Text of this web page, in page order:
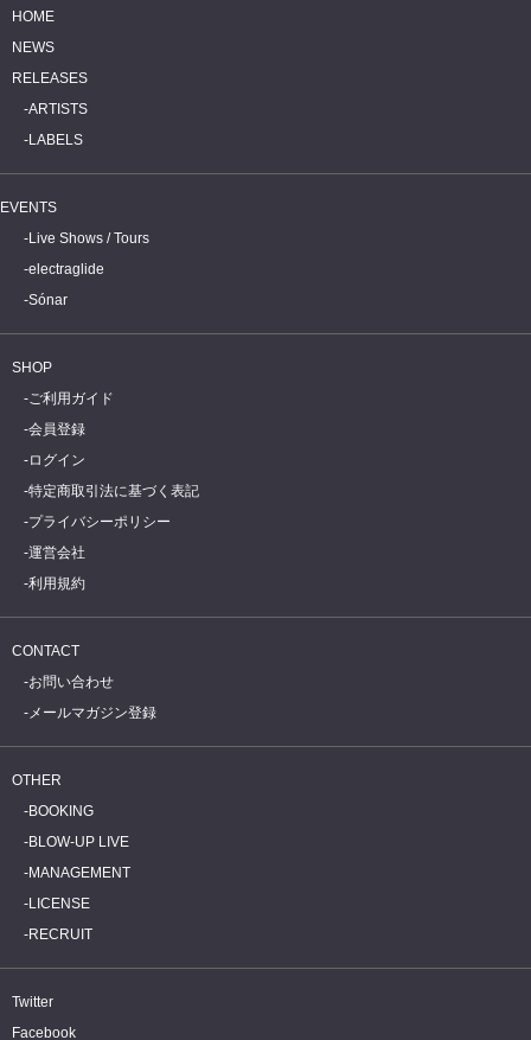
HOME
NEWS
RELEASES
ARTISTS
LABELS
EVENTS
Live Shows / Tours
electraglide
Sónar
SHOP
ご利用ガイド
会員登録
ログイン
特定商取引法に基づく表記
プライバシーポリシー
運営会社
利用規約
CONTACT
お問い合わせ
メールマガジン登録
OTHER
BOOKING
BLOW-UP LIVE
MANAGEMENT
LICENSE
RECRUIT
Twitter
Facebook